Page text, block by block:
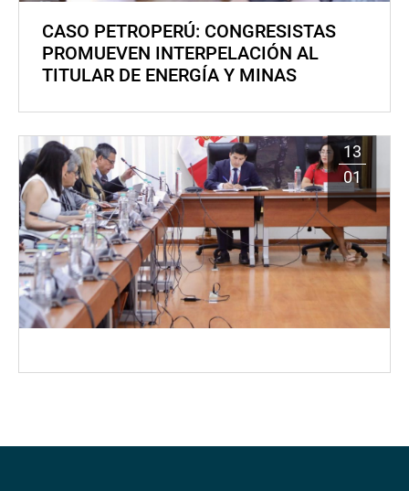
CASO PETROPERÚ: CONGRESISTAS
PROMUEVEN INTERPELACIÓN AL
TITULAR DE ENERGÍA Y MINAS
13
01